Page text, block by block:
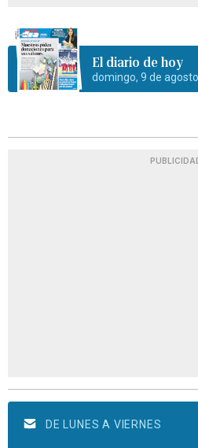
El diario de hoy
domingo, 9 de
DE LUNES A VIERNES